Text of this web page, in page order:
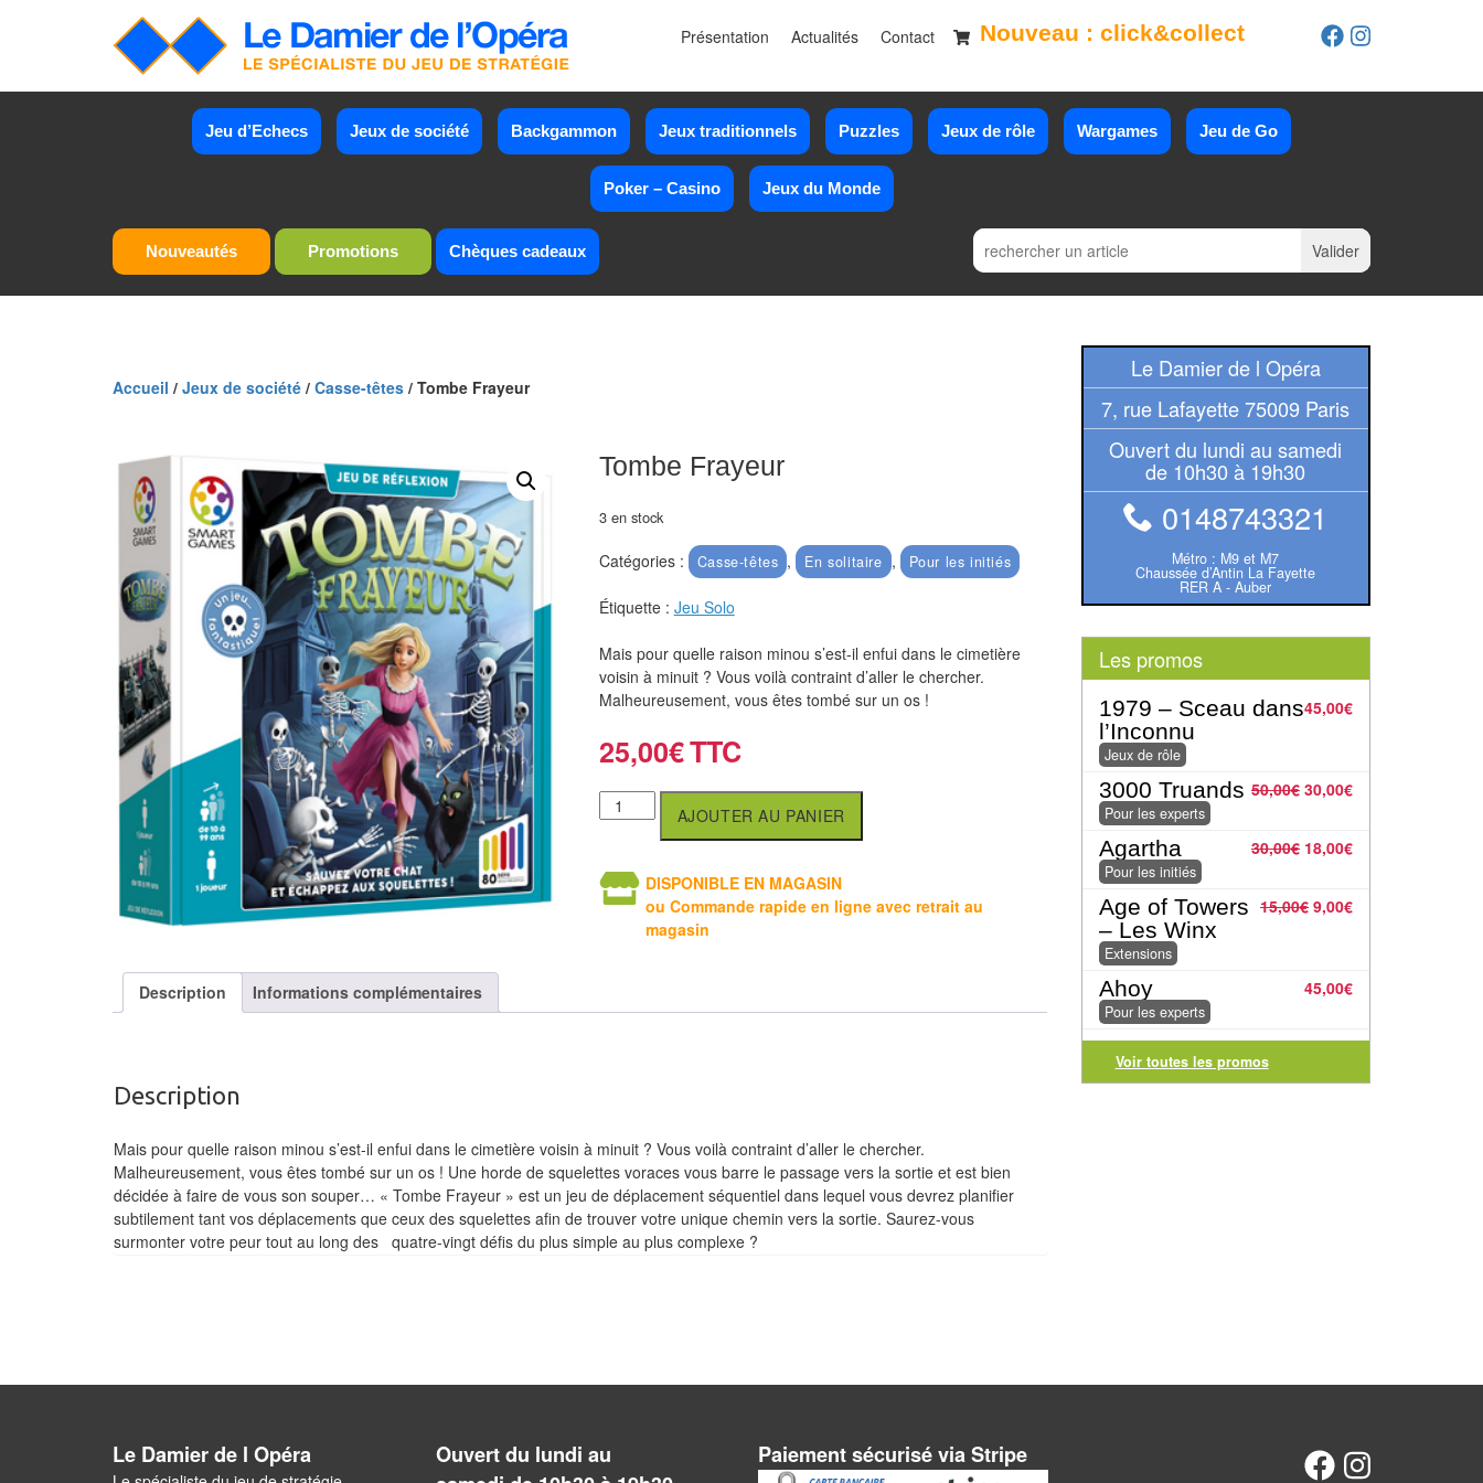
Présentation Actualités Contact Nouveau : click&collect
Jeu d’Echecs Jeux de société Backgammon Jeux traditionnels Puzzles Jeux de rôle Wargames Jeu de Go
Poker – Casino Jeux du Monde
Nouveautés Promotions Chèques cadeaux
Accueil / Jeux de société / Casse-têtes / Tombe Frayeur
Tombe Frayeur
3 en stock
Catégories : Casse-têtes , En solitaire , Pour les initiés
Étiquette : Jeu Solo
Mais pour quelle raison minou s’est-il enfui dans le cimetière
voisin à minuit ? Vous voilà contraint d’aller le chercher.
Malheureusement, vous êtes tombé sur un os !
25,00€
AJOUTER AU PANIER
DISPONIBLE EN MAGASIN
ou Commande rapide en ligne avec retrait au
magasin
Description Informations complémentaires
Description
Mais pour quelle raison minou s’est-il enfui dans le cimetière voisin à minuit ? Vous voilà contraint d’aller le chercher.
Malheureusement, vous êtes tombé sur un os ! Une horde de squelettes voraces vous barre le passage vers la sortie et est bien
décidée à faire de vous son souper… « Tombe Frayeur » est un jeu de déplacement séquentiel dans lequel vous devrez planifier
subtilement tant vos déplacements que ceux des squelettes afin de trouver votre unique chemin vers la sortie. Saurez-vous
surmonter votre peur tout au long des quatre-vingt défis du plus simple au plus complexe ?
Le Damier de l Opéra
7, rue Lafayette 75009 Paris
Ouvert du lundi au samedi
de 10h30 à 19h30
0148743321
Métro : M9 et M7
Chaussée d’Antin La Fayette
RER A - Auber
Les promos
45,00€
1979 – Sceau dans
l’Inconnu
Jeux de rôle
50,00€ 30,00€
3000 Truands
Pour les experts
30,00€ 18,00€
Agartha
Pour les initiés
15,00€ 9,00€
Age of Towers
– Les Winx
Extensions
45,00€
Ahoy
Pour les experts
Voir toutes les promos
Le Damier de l Opéra
Ouvert du lundi au
Paiement sécurisé via Stripe